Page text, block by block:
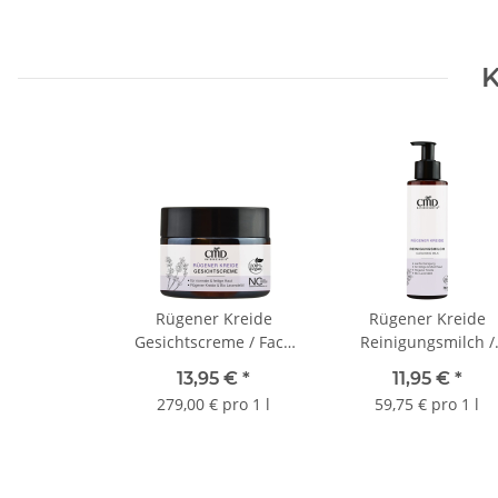
Rügener Kreide
Gesichtscreme / Face
13,95 € *
279,00 € pro 1 l
Rügener Kreide
Reinigungsmilch /
11,95 € *
59,75 € pro 1 l